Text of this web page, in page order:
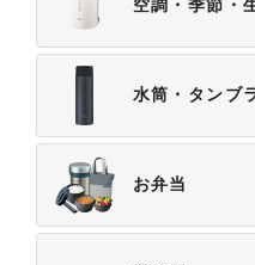
かじめご了承ください。
・掲載された情報が全
安全であること。
・掲載された情報が常
・本サイトをご利用に
なれなかったことによ
・予告なしにサーバー
空調・季節・
水筒・タンブ
お弁当